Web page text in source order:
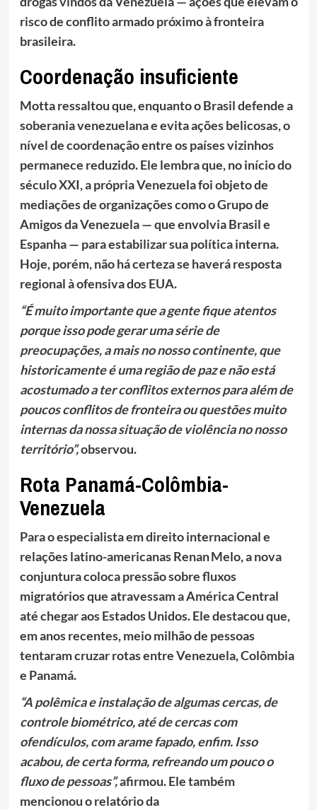
risco de conflito armado próximo à fronteira
brasileira.
Coordenação insuficiente
Motta ressaltou que, enquanto o Brasil defende a
soberania venezuelana e evita ações belicosas, o
nível de coordenação entre os países vizinhos
permanece reduzido. Ele lembra que, no início do
século XXI, a própria Venezuela foi objeto de
mediações de organizações como o Grupo de
Amigos da Venezuela — que envolvia Brasil e
Espanha — para estabilizar sua política interna.
Hoje, porém, não há certeza se haverá resposta
regional à ofensiva dos EUA.
“É muito importante que a gente fique atentos
porque isso pode gerar uma série de
preocupações, a mais no nosso continente, que
historicamente é uma região de paz e não está
acostumado a ter conflitos externos para além de
poucos conflitos de fronteira ou questões muito
internas da nossa situação de violência no nosso
território”,observou.
Rota Panamá-Colômbia-
Venezuela
Para o especialista em direito internacional e
relações latino-americanas Renan Melo, a nova
conjuntura coloca pressão sobre fluxos
migratórios que atravessam a América Central
até chegar aos Estados Unidos. Ele destacou que,
em anos recentes, meio milhão de pessoas
tentaram cruzar rotas entre Venezuela, Colômbia
e Panamá.
“A polêmica e instalação de algumas cercas, de
controle biométrico, até de cercas com
ofendículos, com arame fapado, enfim. Isso
acabou, de certa forma, refreando um pouco o
fluxo de pessoas”,afirmou. Ele também
mencionou o relatório da